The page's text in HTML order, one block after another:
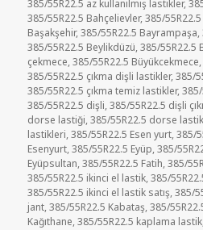
385/55R22.5 az kullanılmış lastikler,
385/55R22.5 Bahçelievler,385/
Başakşehir,385/55R22.5 Bayrampaşa,
385/55R22.5 Beylikdüzü,385/55R22.5
çekmece,385/55R22.5 Büyükcekmece
385/55R22.5 çıkma dişli lastikler,385/
385/55R22.5 çıkma temiz lastikler,
385/55R22.5 dişli,385/55R22.5 dişli
dorse lastiği,385/55R22.5 dorse
lastikleri,385/55R22.5 Esen yurt,385/
Esenyurt,385/55R22.5 Eyüp,385/
Eyüpsultan,385/55R22.5 Fatih,385/
385/55R22.5 ikinci el lastik,385/
385/55R22.5 ikinci el lastik satış,385/
jant,385/55R22.5 Kabataş,385/
Kağıthane,385/55R22.5 kaplama lastik